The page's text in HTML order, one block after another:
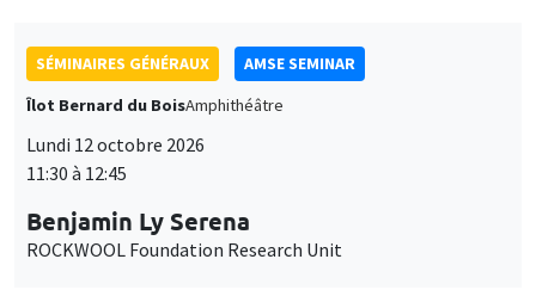
SÉMINAIRES GÉNÉRAUX
AMSE SEMINAR
Îlot Bernard du BoisAmphithéâtre
Lundi 12 octobre 2026
11:30 à 12:45
Benjamin Ly Serena
ROCKWOOL Foundation Research Unit